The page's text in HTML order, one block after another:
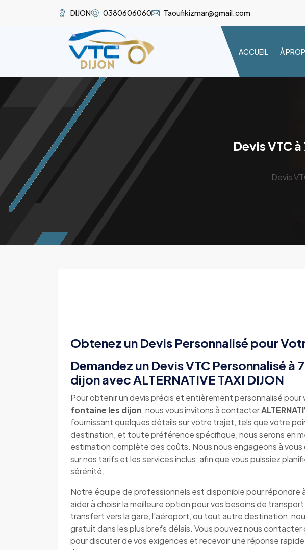
DIJON 0380606060 Taoufikizmar@gmail.com
ACCUEIL À
Devis VTC
Devis
Obtenez un Devis Personnalisé pour
Demandez un Devis VTC Personnalisé à
dijon avec ALTERNATIVE TAXI DIJON
Pour obtenir un devis précis et entièrement personnalisé pour
fontaine les dijon, nous vous invitons à contacter
fournissant quelques détails sur votre trajet, tels que votre
destination, et toute préférence spécifique, nous serons en
estimation complète des coûts. Nous nous engageons à
sur nos tarifs et les services inclus, afin que vous puissiez
sérénité.
Notre équipe de professionnels est disponible pour répondre
aider à choisir la meilleure option pour vos besoins de
transfert vers la gare, l'aéroport, ou tout autre destination,
gratuit dans les plus brefs délais. Vous pouvez nous
pour discuter de vos exigences et recevoir une réponse